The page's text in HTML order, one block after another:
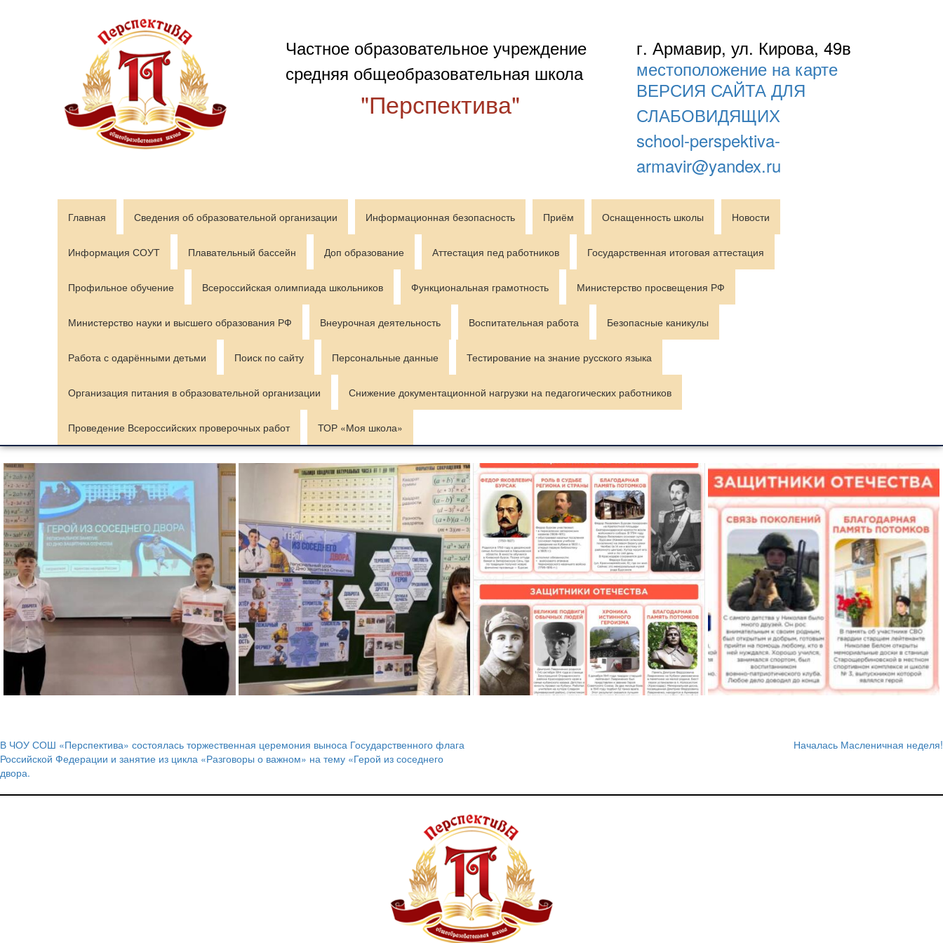
Частное образовательное учреждение
средняя общеобразовательная школа
"Перспектива"
г. Армавир, ул. Кирова, 49в
местоположение на карте
ВЕРСИЯ САЙТА ДЛЯ
СЛАБОВИДЯЩИХ
school-perspektiva-
armavir@yandex.ru
Главная Сведения об образовательной организации Информационная безопасность Приём Оснащенность школы Новости
Информация СОУТ Плавательный бассейн Доп образование Аттестация пед работников Государственная итоговая аттестация
Профильное обучение Всероссийская олимпиада школьников Функциональная грамотность Министерство просвещения РФ
Министерство науки и высшего образования РФ Внеурочная деятельность Воспитательная работа Безопасные каникулы
Работа с одарёнными детьми Поиск по сайту Персональные данные Тестирование на знание русского языка
Организация питания в образовательной организации Снижение документационной нагрузки на педагогических работников
Проведение Всероссийских проверочных работ ТОР «Моя школа»
Навигация
по
записям
В ЧОУ СОШ «Перспектива» состоялась торжественная церемония выноса Государственного флага
Российской Федерации и занятие из цикла «Разговоры о важном» на тему «Герой из соседнего
двора.
Началась Масленичная неделя!